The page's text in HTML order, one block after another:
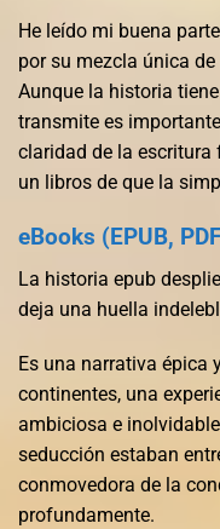
He leído mi buena
por su mezcla única
Aunque la historia
transmite es
claridad de la escritura
un libros de que la
eBooks (EPUB,
La historia epub
deja una huella
Es una narrativa épica
continentes, una
ambiciosa e
seducción estaban
conmovedora de la
profundamente.